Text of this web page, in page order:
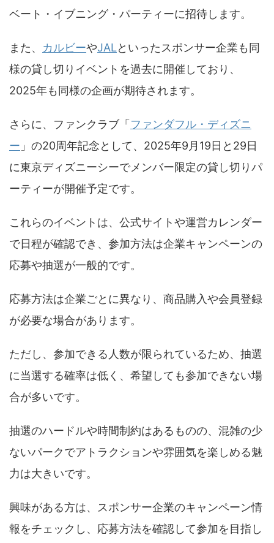
ベート・イブニング・パーティーに招待します。
また、 カルビーやJALといったスポンサー企業も同
様の貸し切りイベントを過去に開催しており、
2025年も同様の企画が期待されます。
さらに、ファンクラブ「 ファンダフル・ディズニ
ー 」の20周年記念として、2025年9月19日と29日
に東京ディズニーシーでメンバー限定の貸し切りパ
ーティーが開催予定です。
これらのイベントは、公式サイトや運営カレンダー
で日程が確認でき、参加方法は企業キャンペーンの
応募や抽選が一般的です。
応募方法は企業ごとに異なり、商品購入や会員登録
が必要な場合があります。
ただし、参加できる人数が限られているため、抽選
に当選する確率は低く、希望しても参加できない場
合が多いです。
抽選のハードルや時間制約はあるものの、混雑の少
ないパークでアトラクションや雰囲気を楽しめる魅
力は大きいです。
興味がある方は、スポンサー企業のキャンペーン情
報をチェックし、応募方法を確認して参加を目指し